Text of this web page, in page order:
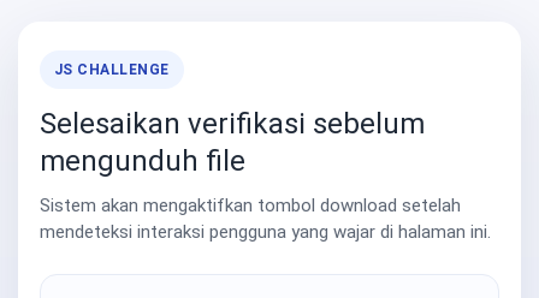
JS CHALLENGE
Selesaikan verifikasi sebelum
mengunduh file
Sistem akan mengaktifkan tombol download setelah
mendeteksi interaksi pengguna yang wajar di halaman ini.